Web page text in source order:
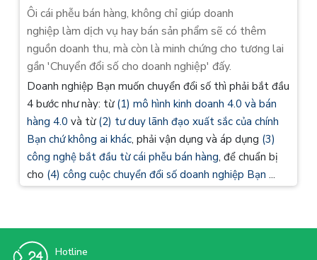
Ôi cái phễu bán hàng, không chỉ giúp doanh
nghiệp làm dịch vụ hay bán sản phẩm sẽ có thêm
nguồn doanh thu, mà còn là minh chứng cho tương lai
gần 'Chuyển đổi số cho doanh nghiệp' đấy.
Doanh nghiệp Bạn muốn chuyển đổi số thì phải bắt đầu
4 bước như này: từ (1) mô hình kinh doanh 4.0 và bán
hàng 4.0 và từ(2) tư duy lãnh đạo xuất sắc của chính
Bạn chứ không ai khác, phải vận dụng và áp dụng (3)
công nghệ bắt đầu từ cái phễu bán hàng, để chuẩn bị
cho (4) công cuộc chuyển đổi số doanh nghiệp Bạn ...
Hotline